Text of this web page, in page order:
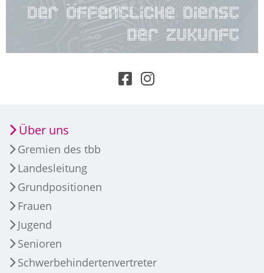
Über uns
Gremien des tbb
Landesleitung
Grundpositionen
Frauen
Jugend
Senioren
Schwerbehindertenvertreter